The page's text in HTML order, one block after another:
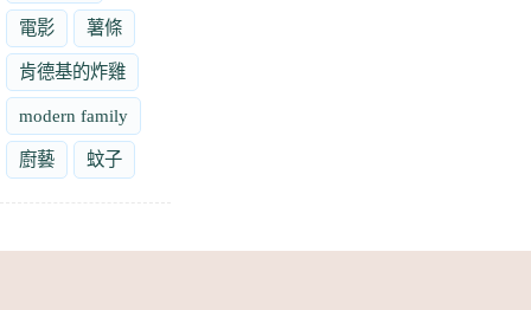
電影 薯條
肯德基的炸雞
modern family
廚藝 蚊子